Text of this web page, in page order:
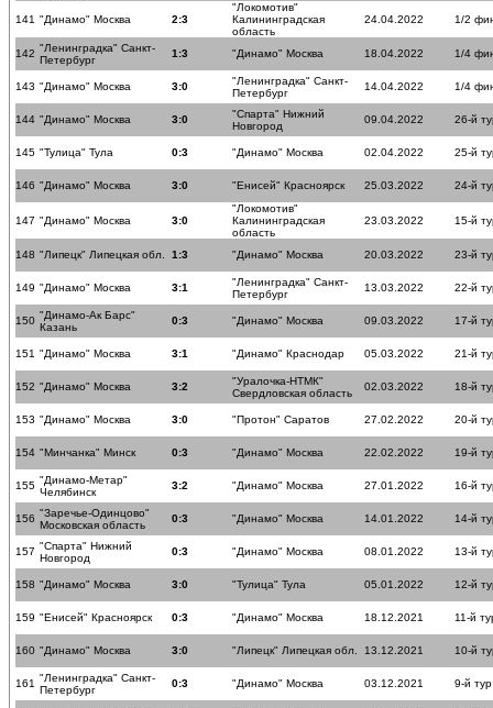
141 "Динамо" Москва 2:3
"Локомотив"
Калининградская
область
24.04.2022 1/2
142 "Ленинградка" Санкт-
Петербург
1:3 "Динамо" Москва 18.04.2022 1/4
143 "Динамо" Москва 3:0
"Ленинградка" Санкт-
Петербург
14.04.2022 1/4
144 "Динамо" Москва 3:0
"Спарта" Нижний
Новгород
09.04.2022 26-й
145 "Тулица" Тула 0:3 "Динамо" Москва 02.04.2022 25-й
146 "Динамо" Москва 3:0 "Енисей" Красноярск 25.03.2022 24-й
147 "Динамо" Москва 3:0
"Локомотив"
Калининградская
область
23.03.2022 15-й
148 "Липецк" Липецкая обл. 1:3 "Динамо" Москва 20.03.2022 23-й
149 "Динамо" Москва 3:1
"Ленинградка" Санкт-
Петербург
13.03.2022 22-й
150 "Динамо-Ак Барс"
Казань
0:3 "Динамо" Москва 09.03.2022 17-й
151 "Динамо" Москва 3:1 "Динамо" Краснодар 05.03.2022 21-й
152 "Динамо" Москва 3:2
"Уралочка-НТМК"
Свердловская область
02.03.2022 18-й
153 "Динамо" Москва 3:0 "Протон" Саратов 27.02.2022 20-й
154 "Минчанка" Минск 0:3 "Динамо" Москва 22.02.2022 19-й
155 "Динамо-Метар"
Челябинск
3:2 "Динамо" Москва 27.01.2022 16-й
156 "Заречье-Одинцово"
Московская область
0:3 "Динамо" Москва 14.01.2022 14-й
157 "Спарта" Нижний
Новгород
0:3 "Динамо" Москва 08.01.2022 13-й
158 "Динамо" Москва 3:0 "Тулица" Тула 05.01.2022 12-й
159 "Енисей" Красноярск 0:3 "Динамо" Москва 18.12.2021 11-й
160 "Динамо" Москва 3:0 "Липецк" Липецкая обл. 13.12.2021 10-й
161 "Ленинградка" Санкт-
Петербург
0:3 "Динамо" Москва 03.12.2021 9-й тур